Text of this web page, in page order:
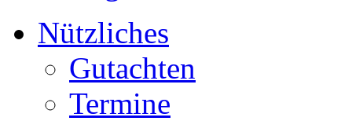
Nützliches
Gutachten
Termine